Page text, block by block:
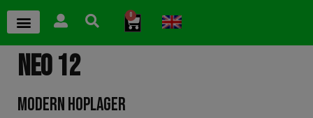
0
NEO 12
MODERN HOPLAGER